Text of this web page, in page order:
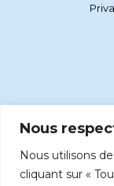
Nous
Nous utilisons
cliquant sur «